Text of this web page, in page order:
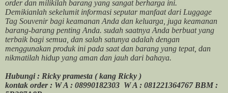
order dan milikilah barang yang sangat berharga ini.
Demikianlah sekelumit informasi seputar manfaat dari Luggage
Tag Souvenir bagi keamanan Anda dan keluarga, juga keamanan
barang-barang penting Anda. sudah saatnya Anda berbuat yang
terbaik bagi semua, dan salah satunya adalah dengan
menggunakan produk ini pada saat dan barang yang tepat, dan
nikmatilah hidup yang aman dan jauh dari bahaya.
Hubungi : Ricky pramesta ( kang Ricky )
kontak order : W A : 08990182303 W A : 081221364767 BBM :